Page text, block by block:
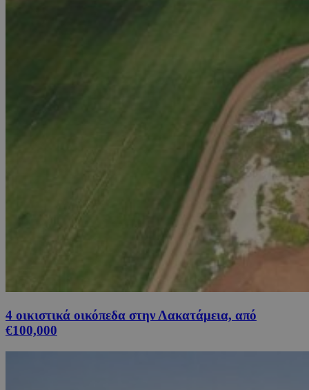
4 οικιστικά οικόπεδα στην Λακατάμεια, από
€100,000